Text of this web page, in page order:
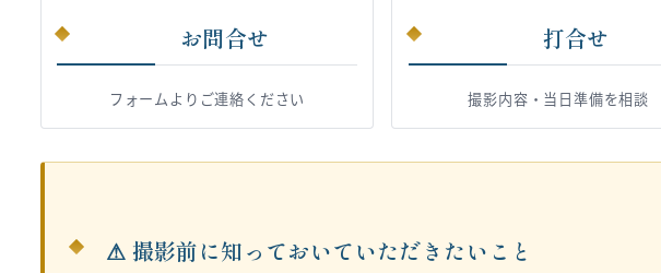
お問合せ
フォームよりご連絡ください
打合せ
撮影内容・当日準備を相談
⚠ 撮影前に知っておいていただきたいこと